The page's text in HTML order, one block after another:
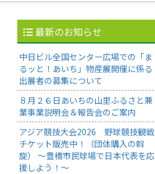
最新のお知らせ
中日ビル全国センター広場での「ま
るッと！あいち」物産展開催に係る
出展者の募集について
８月２６日あいちの山里ふるさと兼
業事業説明会＆報告会のご案内
アジア競技大会2026 野球競技観戦
チケット販売中！（団体購入の斡
旋） ～豊橋市民球場で日本代表を応
援しよう！～